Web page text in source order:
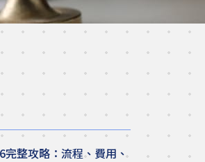
完整攻略：流程、費用、